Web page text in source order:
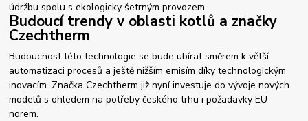
údržbu spolu s ekologicky šetrným provozem.
Budoucí trendy v oblasti kotlů a značky
Czechtherm
Budoucnost této technologie se bude ubírat směrem k větší
automatizaci procesů a ještě nižším emisím díky technologickým
inovacím. Značka Czechtherm již nyní investuje do vývoje nových
modelů s ohledem na potřeby českého trhu i požadavky EU
norem.